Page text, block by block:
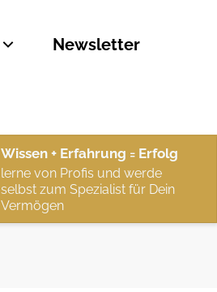
Newsletter
Wissen + Erfahrung = Erfolg
lerne von Profis und werde
selbst zum Spezialist für Dein
Vermögen